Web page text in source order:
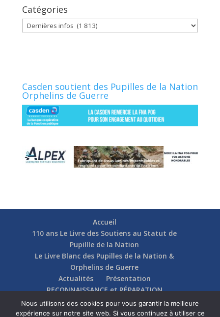
Catégories
Catégories
Casden soutient des Pupilles de la Nation
Orphelins de Guerre
Accueil
110 ans Le Livre des Soutiens au Statut de
Pupillle de la Nation
Le Livre Blanc des Pupilles de la Nation &
Orphelins de Guerre
Actualités
Présentation
RECONNAISSANCE et RÉPARATION
Nos soutiens
Fédérations
Actions
Communication
Contact
Nous utilisons des cookies pour vous garantir la meilleure
expérience sur notre site web. Si vous continuez à utiliser ce